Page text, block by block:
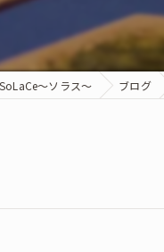
～ソラス～ ブログ